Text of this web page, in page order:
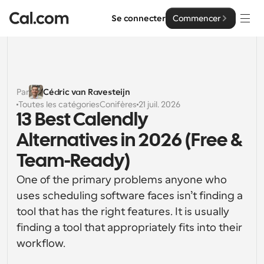
Se connecter Commencer
Solutions
Par taille d'équipe
Pour les particuliers
Planification personnelle simplifiée
Planification collaborative pour les groupes
Pour les organisations
Planification pour les grandes équipes, avec plus de
contrôle et de sécurité
Entreprise
Développeur
Documentation des développeurs
Documentation pour la plateforme Cal.com
Ressources
Police : Cal Sans UI et texte
Par
Cédric van Ravesteijn
Toutes les catégoriesConifères 21 juil. 2026
13 Best Calendly
Alternatives in 2026 (Free &
Team-Ready)
One of the primary problems anyone who
uses scheduling software faces isn’t finding a
tool that has the right features. It is usually
finding a tool that appropriately fits into their
workflow.